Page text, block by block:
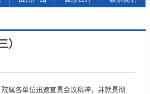
）
属各单位迅速宣贯会议精神，并就贯彻